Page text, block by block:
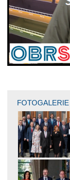
FOTOGALERIE